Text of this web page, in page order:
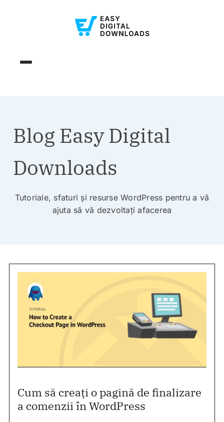
Blog Easy Digital
Downloads
Tutoriale, sfaturi și resurse WordPress pentru a vă
ajuta să vă dezvoltați afacerea
Cum să creați o pagină de finalizare
a comenzii în WordPress